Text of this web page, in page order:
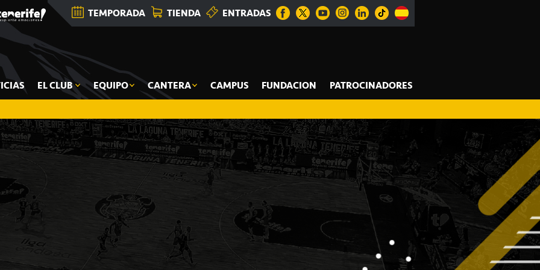
TEMPORADA TIENDA ENTRADAS
EL CLUB EQUIPO CANTERA CAMPUS FUNDACION PATROCINADORES